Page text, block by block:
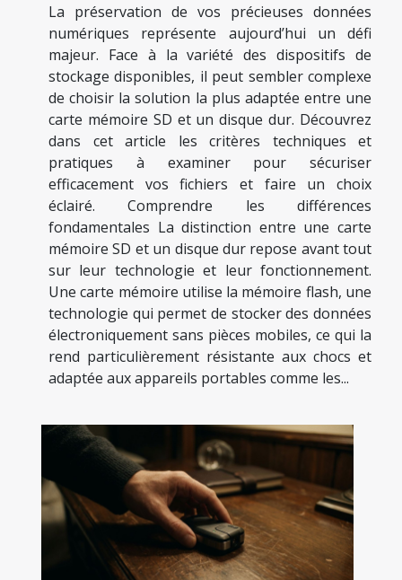
La préservation de vos précieuses données
numériques représente aujourd’hui un défi
majeur. Face à la variété des dispositifs de
stockage disponibles, il peut sembler complexe
de choisir la solution la plus adaptée entre une
carte mémoire SD et un disque dur. Découvrez
dans cet article les critères techniques et
pratiques à examiner pour sécuriser
efficacement vos fichiers et faire un choix
éclairé. Comprendre les différences
fondamentales La distinction entre une carte
mémoire SD et un disque dur repose avant tout
sur leur technologie et leur fonctionnement.
Une carte mémoire utilise la mémoire flash, une
technologie qui permet de stocker des données
électroniquement sans pièces mobiles, ce qui la
rend particulièrement résistante aux chocs et
adaptée aux appareils portables comme les...